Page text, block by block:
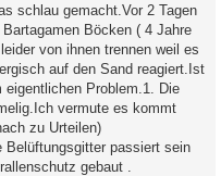
schlau gemacht.Vor 2 Tagen
Böcken ( 4 Jahre
von ihnen trennen weil es
auf den Sand reagiert.Ist
Problem.1. Die
vermute es kommt
zu Urteilen)
Belüftungsgitter passiert sein
gebaut .